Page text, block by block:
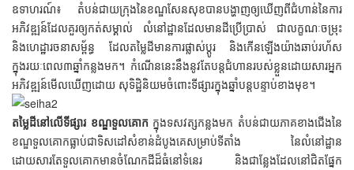
ឧទាហរណ៍៖ តំបន់ជាយក្រុងនៃខណ្ឌសែនសុខបានបង្ហាញឲ្យឃើញពីជំហាន់នៃការ
អភិវឌ្ឍន៍ដែលគួរឲ្យកត់សម្គាល់ លំនៅដ្ឋានដែលមានដីប្រើប្រាស់ ជាលក្ខណៈចម្រុះ
និងហេដ្ឋារចនាសម្ព័ន្ធ ដែលតម្លៃដីមានការផ្លាស់ប្តូរ និងកើនឡើងយ៉ាងឆាប់រហ័ស
ក្នុងរយៈពេល៣ឆ្នាំកន្លងមក។ កំណើននេះនឹងនូវតែបន្តជំហានរបស់ខ្លួនដោយសារអ្នក
អភិវឌ្ឍន៍មើលឃើញដោយ សុទិដ្ឋិនិយមចំពោះទីផ្សារក្នុងឆ្នាំបន្តបន្ទាប់ខាងមុខ។
តម្លៃដីនៅលើទីផ្សារ ខណ្ឌទួលគោក ក្នុងទសវត្សកន្លងមក តំបន់ជាយភាគខាងជើងនៃ
ខណ្ឌទួលគោកធ្លាប់ជាទិសដៅសំខាន់ដំបូងគេសម្រាប់ទីតាំង នៃលំនៅដ្ឋាន
ដោយសារតែទួលគោកមានចំណែកដីដ៏ធំនៅទំនេរ និងជាន្លែងដែលនៅជិតផ្នែក